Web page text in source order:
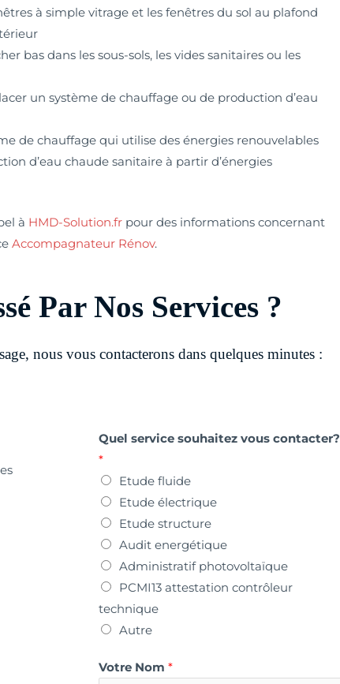
à simple vitrage et les fenêtres du sol au plafond
bas dans les sous-sols, les vides sanitaires ou les
un système de chauffage ou de production d’eau
de chauffage qui utilise des énergies renouvelables
d’eau chaude sanitaire à partir d’énergies
à HMD-Solution.fr pour des informations concernant
Accompagnateur Rénov.
Par Nos Services ?
nous vous contacterons dans quelques minutes :
Quel service souhaitez vous contacter?
*
Etude fluide
Etude électrique
Etude structure
Audit energétique
Administratif photovoltaïque
PCMI13 attestation contrôleur
technique
Autre
Votre Nom *